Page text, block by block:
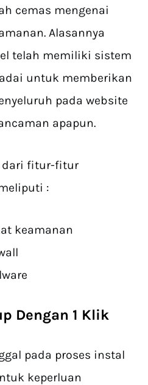
cemas mengenai
Alasannya
telah memiliki sistem
untuk memberikan
pada website
apapun.
dari fitur-fitur
:
keamanan
Dengan 1 Klik
pada proses instal
keperluan